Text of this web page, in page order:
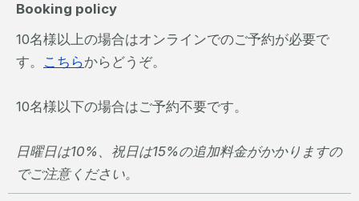
Booking policy
10名様以上の場合はオンラインでのご予約が必要で
す。 こちらからどうぞ。
10名様以下の場合はご予約不要です。
日曜日は10%、祝日は15%の追加料金がかかりますの
でご注意ください。